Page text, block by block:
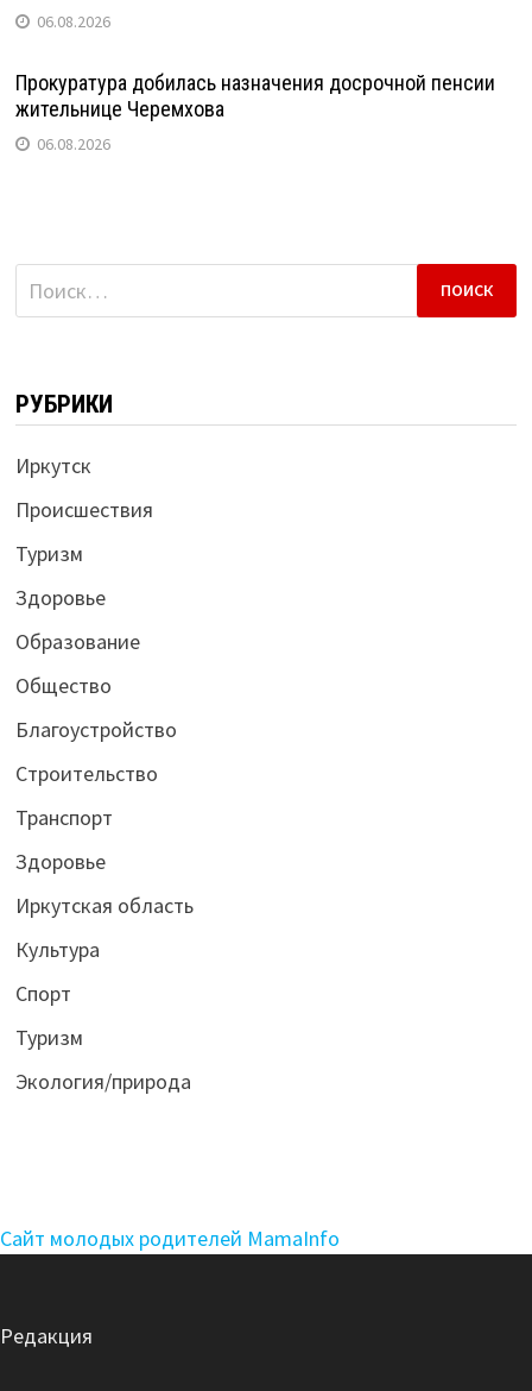
06.08.2026
Прокуратура добилась назначения досрочной пенсии
жительнице Черемхова
06.08.2026
Найти:
РУБРИКИ
Иркутск
Происшествия
Туризм
Здоровье
Образование
Общество
Благоустройство
Строительство
Транспорт
Здоровье
Иркутская область
Культура
Спорт
Туризм
Экология/природа
Сайт молодых родителей MamaInfo
Редакция